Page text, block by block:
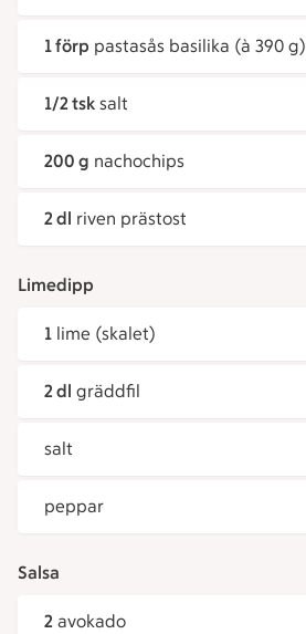
1 förp pastasås basilika (à 390 g)
1/2 tsk salt
200 g nachochips
2 dl riven prästost
Limedipp
1 lime (skalet)
2 dl gräddfil
salt
peppar
Salsa
2 avokado